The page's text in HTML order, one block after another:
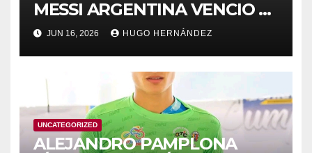
MESSI ARGENTINA VENCIO A
ARGELIA
JUN 16, 2026 HUGO HERNÁNDEZ
UNCATEGORIZED
ALEJANDRO PAMPLONA